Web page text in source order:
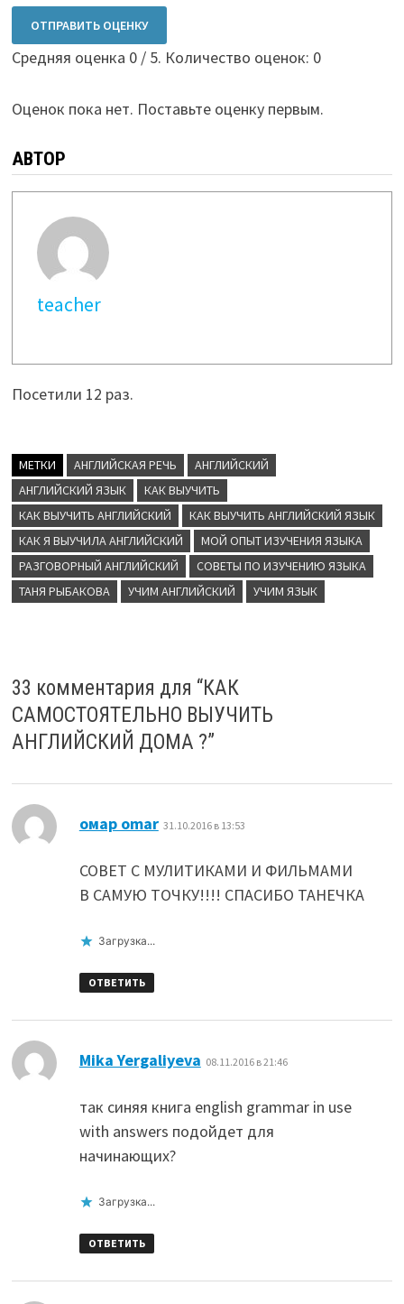
ОТПРАВИТЬ ОЦЕНКУ
Средняя оценка 0/ 5. Количество оценок: 0
Оценок пока нет. Поставьте оценку первым.
АВТОР
teacher
Посетили 12 раз.
МЕТКИ АНГЛИЙСКАЯ РЕЧЬ
АНГЛИЙСКИЙ
АНГЛИЙСКИЙ ЯЗЫК
КАК ВЫУЧИТЬ
КАК ВЫУЧИТЬ АНГЛИЙСКИЙ
КАК ВЫУЧИТЬ АНГЛИЙСКИЙ ЯЗЫК
КАК Я ВЫУЧИЛА АНГЛИЙСКИЙ
МОЙ ОПЫТ ИЗУЧЕНИЯ ЯЗЫКА
РАЗГОВОРНЫЙ АНГЛИЙСКИЙ
СОВЕТЫ ПО ИЗУЧЕНИЮ ЯЗЫКА
ТАНЯ РЫБАКОВА
УЧИМ АНГЛИЙСКИЙ УЧИМ ЯЗЫК
33 комментария для “КАК
САМОСТОЯТЕЛЬНО ВЫУЧИТЬ
АНГЛИЙСКИЙ ДОМА ?”
омар omar: 31.10.2016 в 13:53
СОВЕТ С МУЛИТИКАМИ И ФИЛЬМАМИ
В САМУЮ ТОЧКУ!!!! СПАСИБО ТАНЕЧКА
Загрузка...
ОТВЕТИТЬ
Mika Yergaliyeva 08.11.2016 в 21:46
так синяя книгa english grammar in use
with answers подойдет для
начинающих?
Загрузка...
ОТВЕТИТЬ